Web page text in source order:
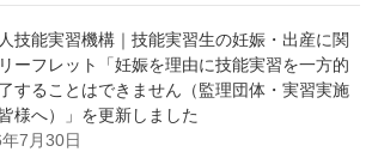
、この研修の普及促進を図ることにより、
の実現に向けて取り組んでいきます。
技能実習機構｜技能実習生の妊娠・出産に関
ーフレット「妊娠を理由に技能実習を一方的
することはできません（監理団体・実習実施
様へ）」を更新しました
7月30日